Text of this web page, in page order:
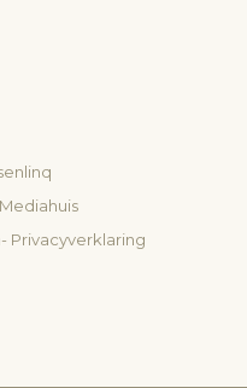
Mediahuis
- Privacyverklaring